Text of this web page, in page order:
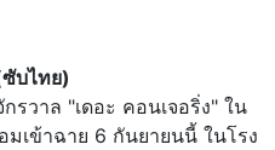
บไทย)
วาล "เดอะ คอนเจอริ่ง" ใน
เข้าฉาย 6 กันยายนนี้ ในโรง